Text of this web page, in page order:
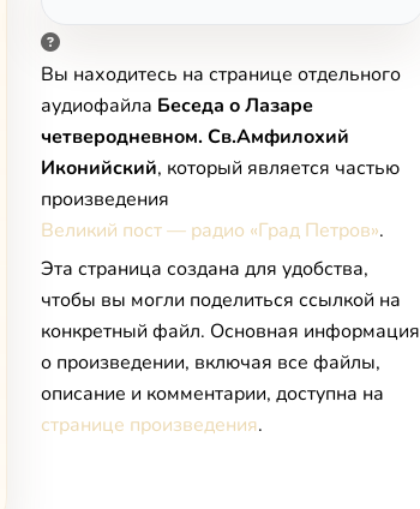
Вы находитесь на странице отдельного
аудиофайла Беседа о Лазаре
четверодневном. Св.Амфилохий
Иконийский, который является частью
произведения
Великий пост — радио «Град Петров».
Эта страница создана для удобства,
чтобы вы могли поделиться ссылкой на
конкретный файл. Основная информация
о произведении, включая все файлы,
описание и комментарии, доступна на
странице произведения.